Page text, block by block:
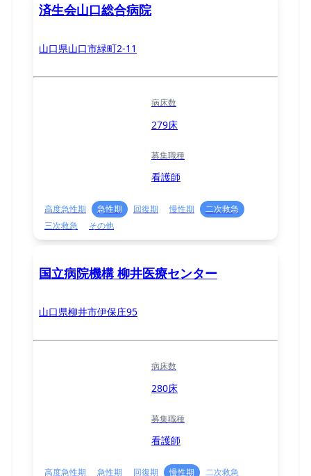
済生会山口総合病院
山口県山口市緑町2-11
病床数
279床
募集職種
看護師
高度急性期 急性期 回復期 慢性期
二次救急
三次救急
その他
国立病院機構 柳井医療センター
山口県柳井市伊保庄95
病床数
280床
募集職種
看護師
高度急性期 急性期 回復期 慢性期
二次救急